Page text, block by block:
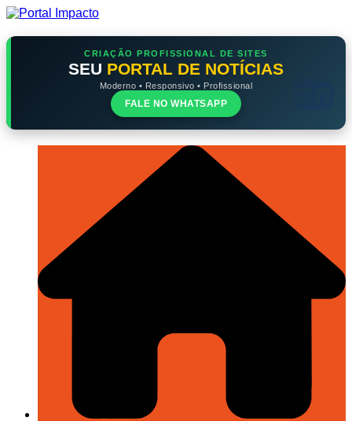
Ir
o
CRIAÇÃO PROFISSIONAL DE SITES
SEU PORTAL DE NOTÍCIAS
Moderno • Responsivo • Profissional
FALE NO WHATSAPP